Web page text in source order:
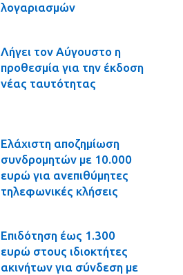
λογαριασμών
Λήγει τον Αύγουστο η
προθεσμία για την έκδοση
νέας ταυτότητας
Ελάχιστη αποζημίωση
συνδρομητών με 10.000
ευρώ για ανεπιθύμητες
τηλεφωνικές κλήσεις
Επιδότηση έως 1.300
ευρώ στους ιδιοκτήτες
ακινήτων για σύνδεση με